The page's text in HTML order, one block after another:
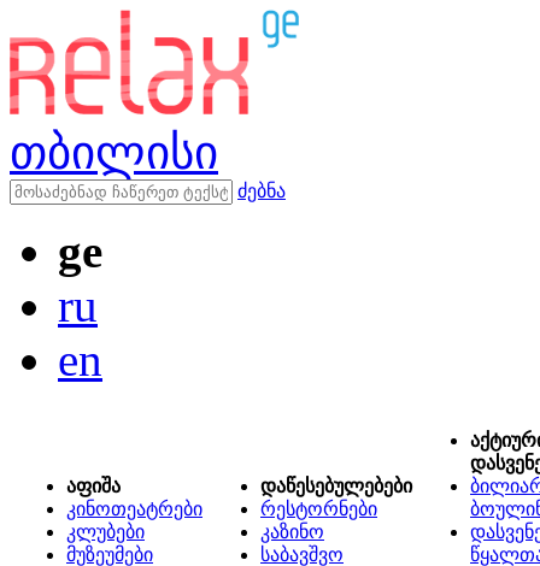
თბილისი
ძებნა
ge
ru
en
აფიშა
კინოთეატრები
კლუბები
მუზეუმები
დაწესებულებები
რესტორნები
კაზინო
საბავშვო